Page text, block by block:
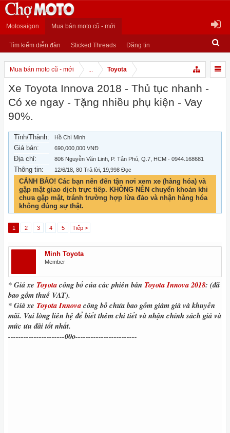
Motosaigon Mua bán moto cũ - mới
Tìm kiếm diễn đàn Sticked Threads Đăng tin
Mua bán moto cũ - mới ... Toyota
Xe Toyota Innova 2018 - Thủ tục nhanh -
Có xe ngay - Tặng nhiều phụ kiện - Vay
90%.
Tỉnh/Thành: Hồ Chí Minh
Giá bán: 690,000,000 VNĐ
Địa chỉ: 806 Nguyễn Văn Linh, P. Tân Phú, Q.7, HCM - 0944.168681
Thông tin: 12/6/18 , 80 Trả lời, 19,998 Đọc
CẢNH BÁO! Các bạn nên đến tận nơi xem xe (hàng hóa) và
gặp mặt giao dịch trực tiếp. KHÔNG NÊN chuyển khoản khi
chưa gặp mặt, tránh trường hợp lừa đảo và nhận hàng hóa
không đúng sự thật.
1 2 3 4 5 Tiếp >
Minh Toyota
Member
* Giá xe Toyotacông bố của các phiên bản Toyota Innova 2018: (đã
bao gồm thuế VAT).
* Giá xe Toyota Innovacông bố chưa bao gồm giảm giá và khuyến
mãi. Vui lòng liên hệ để biết thêm chi tiết và nhận chính sách giá và
mức ưu đãi tốt nhất.
----------------------00o------------------------